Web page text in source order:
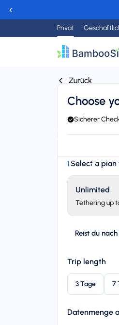
‹
Privat
Zurück
Starting price
Choose
Sicherer
1.Select a
Unlimited
Tethering up
Reist du
Trip length
3 Tage 7
Datenmenge